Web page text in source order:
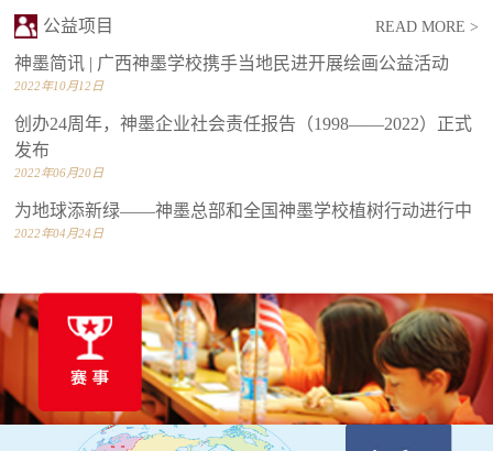
READ MORE >
公益项目
神墨简讯 | 广西神墨学校携手当地民进开展绘画公益活动
2022年10月12日
创办24周年，神墨企业社会责任报告（1998——2022）正式
发布
2022年06月20日
为地球添新绿——神墨总部和全国神墨学校植树行动进行中
2022年04月24日